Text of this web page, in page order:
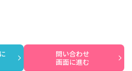
問い合わせ
画面に進む